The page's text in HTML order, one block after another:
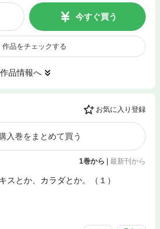
今すぐ買う
作品をチェックする
作品情報へ
お気に入り登録
入巻をまとめて買う
1巻から 最新刊から
スとか、カラダとか。（１）